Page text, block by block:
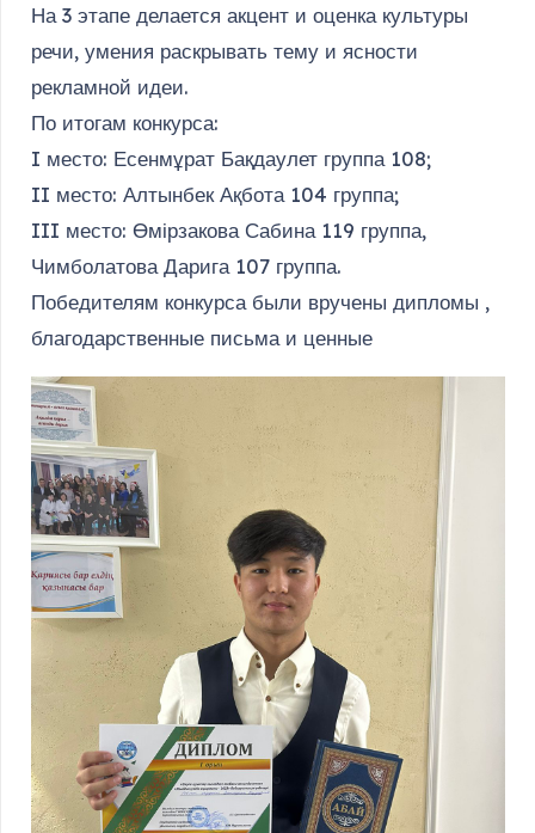
На 3 этапе делается акцент и оценка культуры
речи, умения раскрывать тему и ясности
рекламной идеи.
По итогам конкурса:
I место: Есенмұрат Бақдаулет группа 108;
II место: Алтынбек Ақбота 104 группа;
III место: Өмірзакова Сабина 119 группа,
Чимболатова Дарига 107 группа.
Победителям конкурса были вручены дипломы ,
благодарственные письма и ценные